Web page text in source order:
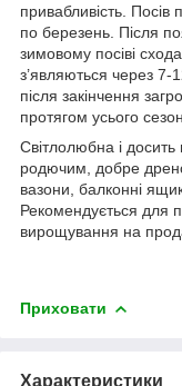
привабливість.
по березень. Після
зимовому посіві
з’являються через 7-
після закінчення
протягом усього
Світлолюбна і досить
родючим, добре
вазони, балконні
Рекомендується для
вирощування на
Приховати
Характеристики